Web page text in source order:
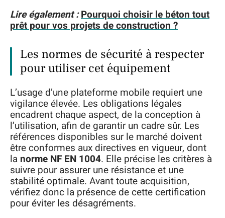
Lire également :Pourquoi choisir le béton tout
prêt pour vos projets de construction ?
Les normes de sécurité à respecter
pour utiliser cet équipement
L’usage d’une plateforme mobile requiert une
vigilance élevée. Les obligations légales
encadrent chaque aspect, de la conception à
l’utilisation, afin de garantir un cadre sûr. Les
références disponibles sur le marché doivent
être conformes aux directives en vigueur, dont
la norme NF EN 1004. Elle précise les critères à
suivre pour assurer une résistance et une
stabilité optimale. Avant toute acquisition,
vérifiez donc la présence de cette certification
pour éviter les désagréments.